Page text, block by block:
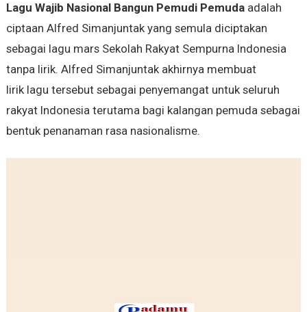
Lagu Wajib Nasional Bangun Pemudi Pemudaadalah
ciptaan Alfred Simanjuntak yang semula diciptakan
sebagai lagu mars Sekolah Rakyat Sempurna Indonesia
tanpa lirik. Alfred Simanjuntak akhirnya membuat
lirik lagu tersebut sebagai penyemangat untuk seluruh
rakyat Indonesia terutama bagi kalangan pemuda sebagai
bentuk penanaman rasa nasionalisme.